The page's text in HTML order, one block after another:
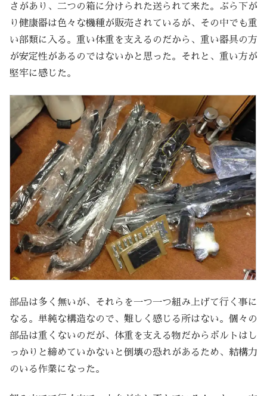
さがあり、二つの箱に分けられた送られて来た。ぶら下が
り健康器は色々な機種が販売されているが、その中でも重
い部類に入る。重い体重を支えるのだから、重い器具の方
が安定性があるのではないかと思った。それと、重い方が
堅牢に感じた。
部品は多く無いが、それらを一つ一つ組み上げて行く事に
なる。単純な構造なので、難しく感じる所はない。個々の
部品は重くないのだが、体重を支える物だからボルトはし
っかりと締めていかないと倒壊の恐れがあるため、結構力
のいる作業になった。